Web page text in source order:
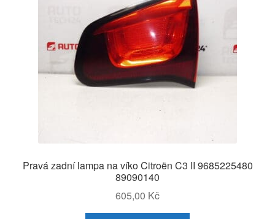
Pravá zadní lampa na víko Citroën C3 II 9685225480
89090140
605,00 Kč